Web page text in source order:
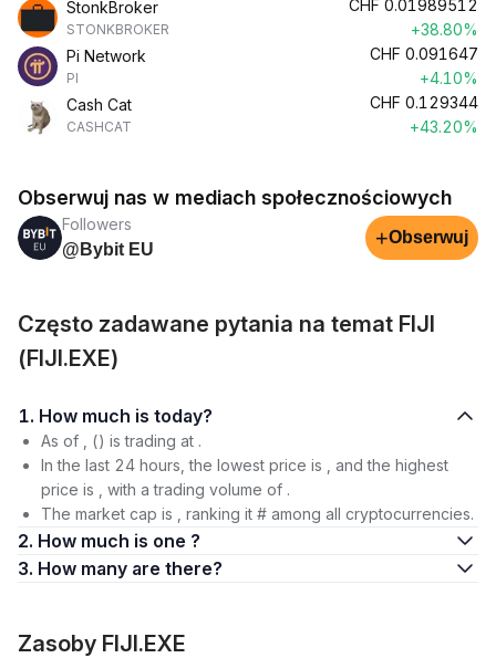
StonkBroker
STONKBROKER
CHF 0.01989512
+38.80%
Pi Network
PI
CHF 0.091647
+4.10%
Cash Cat
CASHCAT
CHF 0.129344
+43.20%
Obserwuj nas w mediach społecznościowych
Followers
@Bybit EU
+Obserwuj
Często zadawane pytania na temat FIJI
(FIJI.EXE)
1. How much is today?
As of , () is trading at .
In the last 24 hours, the lowest price is , and the highest
price is , with a trading volume of .
The market cap is , ranking it # among all cryptocurrencies.
2. How much is one ?
3. How many are there?
Zasoby FIJI.EXE